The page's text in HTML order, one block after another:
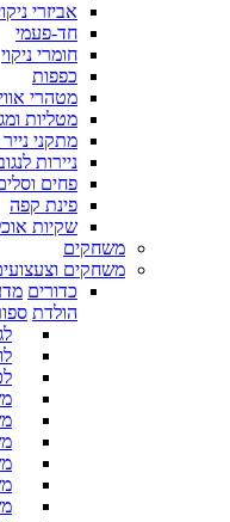
אביזרי
חד-פעמי
חומרי ניקוי
כפפות
מטהרי
מטליות
מתקני נייר
ניירות
פחים
פינת קפה
שקיות
משחקים
משחקים
כדורים
הולדת